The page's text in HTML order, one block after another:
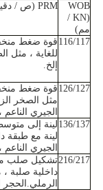
WOB
(KN /
مم)
PRM (ص / دقيقة)
116/117 قوة ضغط
للغاية ، مثل
إلخ.
126/127 قوة ضغط
مثل الصخر
الجيري الناعم
136/137 لينة إلى
لينة مع طبقة
الجيري
216/217تشكيل صلب
داخلية صلبة
الرملي.الحجر